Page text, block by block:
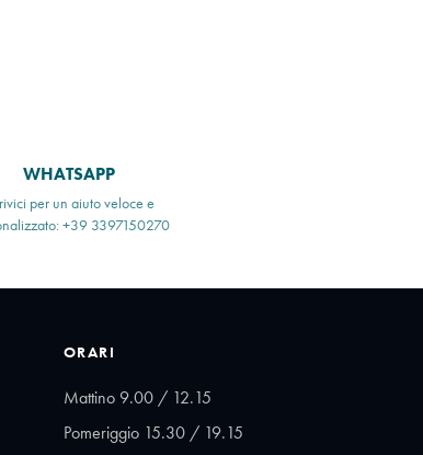
WHATSAPP
per un aiuto veloce e
+39 3397150270
ORARI
Mattino 9.00 / 12.15
Pomeriggio 15.30 / 19.15